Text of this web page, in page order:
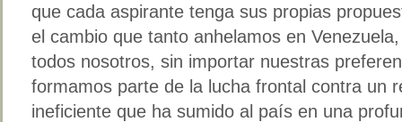
que cada aspirante tenga sus propias
el cambio que tanto anhelamos en
todos nosotros, sin importar nuestras
formamos parte de la lucha frontal contra un
ineficiente que ha sumido al país en una